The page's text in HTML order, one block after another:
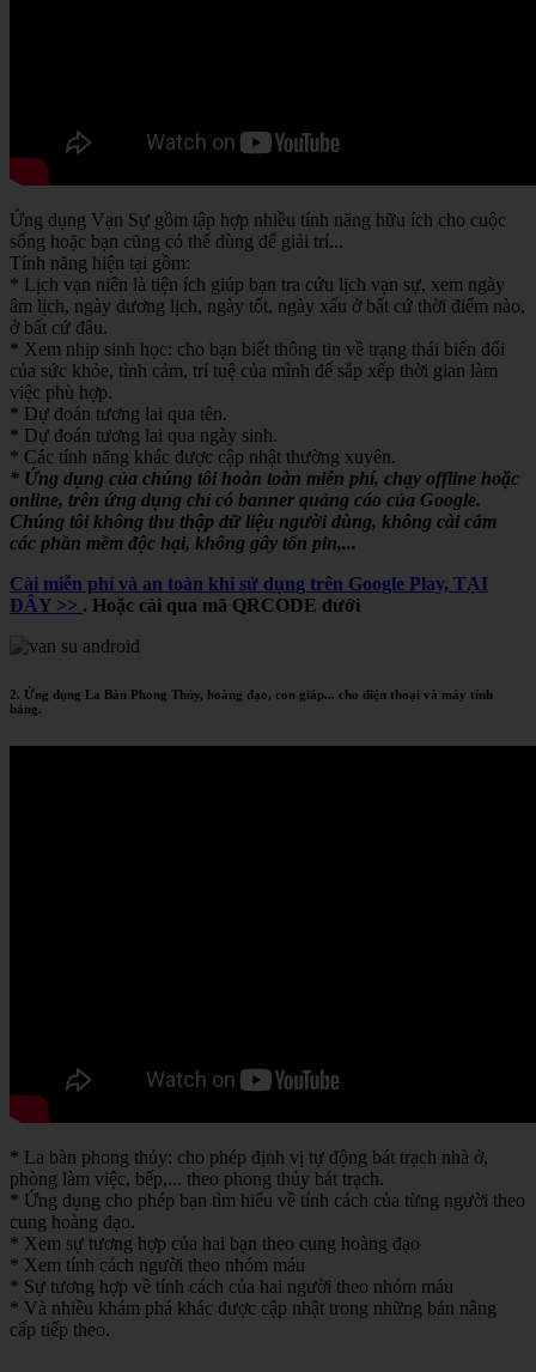
Ứng dụng Vạn Sự gồm tập hợp nhiều tính năng hữu ích cho cuộc
sống hoặc bạn cũng có thể dùng để giải trí...
Tính năng hiện tại gồm:
* Lịch vạn niên là tiện ích giúp bạn tra cứu lịch vạn sự, xem ngày
âm lịch, ngày dương lịch, ngày tốt, ngày xấu ở bất cứ thời điểm nào,
ở bất cứ đâu.
* Xem nhịp sinh học: cho bạn biết thông tin về trạng thái biến đổi
của sức khỏe, tình cảm, trí tuệ của mình để sắp xếp thời gian làm
việc phù hợp.
* Dự đoán tương lai qua tên.
* Dự đoán tương lai qua ngày sinh.
* Các tính năng khác được cập nhật thường xuyên.
* Ứng dụng của chúng tôi hoàn toàn miễn phí, chạy offline hoặc
online, trên ứng dụng chỉ có banner quảng cáo của Google.
Chúng tôi không thu thập dữ liệu người dùng, không cài cắm
các phần mềm độc hại, không gây tốn pin,...
Cài miễn phí và an toàn khi sử dụng trên Google Play, TẠI
ĐÂY >> . Hoặc cài qua mã QRCODE dưới
2. Ứng dụng La Bàn Phong Thủy, hoàng đạo, con giáp... cho điện thoại và máy tính
bảng.
* La bàn phong thủy: cho phép định vị tự động bát trạch nhà ở,
phòng làm việc, bếp,... theo phong thủy bát trạch.
* Ứng dụng cho phép bạn tìm hiểu về tính cách của từng người theo
cung hoàng đạo.
* Xem sự tương hợp của hai bạn theo cung hoàng đạo
* Xem tính cách người theo nhóm máu
* Sự tương hợp về tính cách của hai người theo nhóm máu
* Và nhiều khám phá khác được cập nhật trong những bản nâng
cấp tiếp theo.